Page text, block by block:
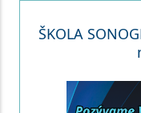
ŠKOLA